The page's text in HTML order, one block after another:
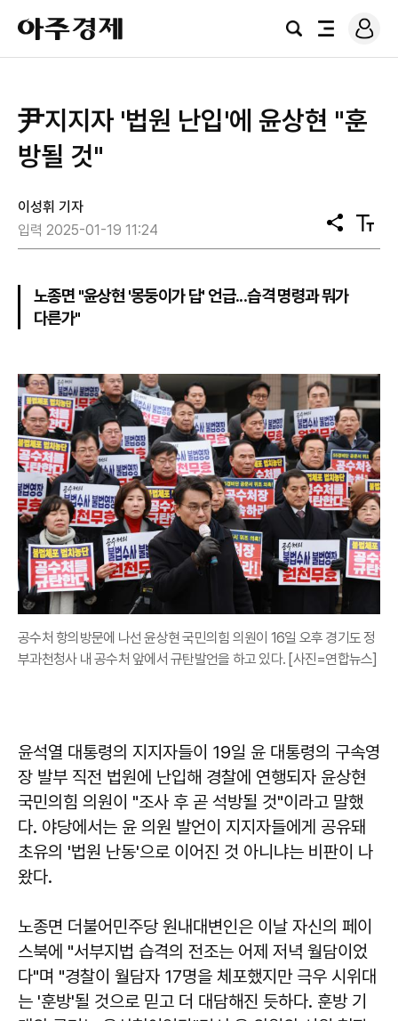
아
주
경
검
전
로
그
尹지지자 '법원 난입'에 윤상현 "훈
방될 것"
이성휘 기자
입력 2025-01-19 11:24
공
유
텍
스
노종면 "윤상현 '몽둥이가 답' 언급...습격 명령과 뭐가
다른가"
공수처 항의방문에 나선 윤상현 국민의힘 의원이 16일 오후 경기도 정
부과천청사 내 공수처 앞에서 규탄발언을 하고 있다. [사진=연합뉴스]
윤석열 대통령의 지지자들이 19일 윤 대통령의 구속영
장 발부 직전 법원에 난입해 경찰에 연행되자 윤상현
국민의힘 의원이 "조사 후 곧 석방될 것"이라고 말했
다. 야당에서는 윤 의원 발언이 지지자들에게 공유돼
초유의 '법원 난동'으로 이어진 것 아니냐는 비판이 나
왔다.
노종면 더불어민주당 원내대변인은 이날 자신의 페이
스북에 "서부지법 습격의 전조는 어제 저녁 월담이었
다"며 "경찰이 월담자 17명을 체포했지만 극우 시위대
는 '훈방'될 것으로 믿고 더 대담해진 듯하다. 훈방 기